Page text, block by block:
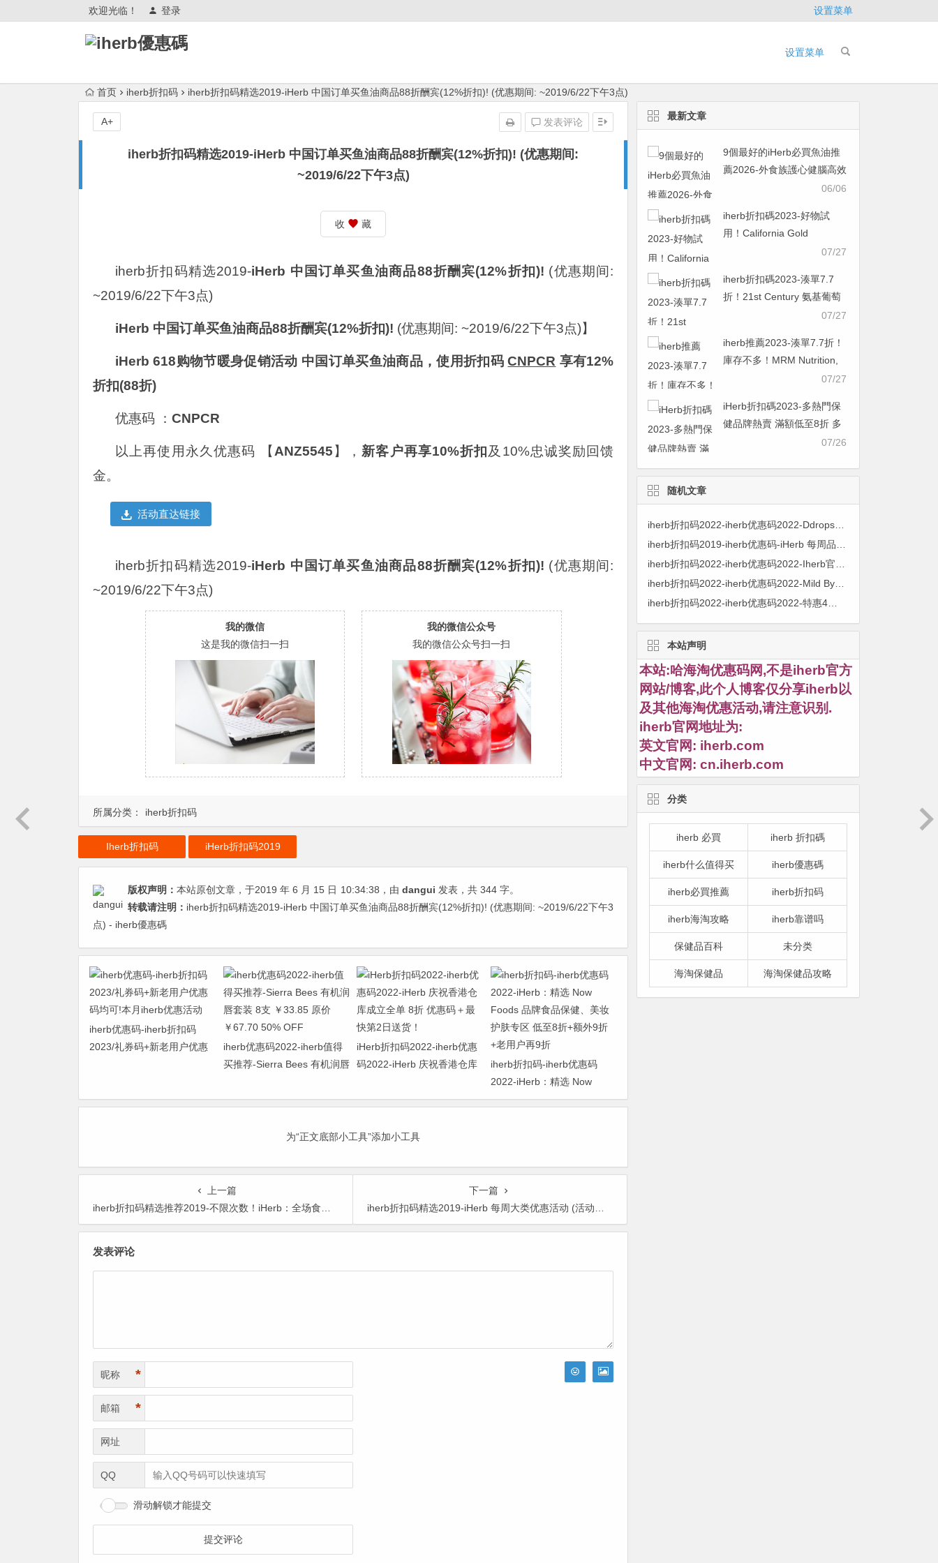
欢迎光临！ 登录 设置菜单
设置菜单
首页 iherb折扣码 iherb折扣码精选2019-iHerb 中国订单买鱼油商品88折酬宾(12%折扣)! (优惠期间: ~2019/6/22下午3点)
iherb折扣码精选2019-iHerb 中国订单买鱼油商品88折酬宾(12%折扣)! (优惠期间:
~2019/6/22下午3点)
发表评论
A+
所属分类： iherb折扣码
收 藏
iherb折扣码精选2019-iHerb 中国订单买鱼油商品88折酬宾(12%折扣)! (优惠期间:
~2019/6/22下午3点)
iHerb 中国订单买鱼油商品88折酬宾(12%折扣)! (优惠期间: ~2019/6/22下午3点)】
iHerb 618购物节暖身促销活动 中国订单买鱼油商品，使用折扣码CNPCR 享有12%
折扣(88折)
优惠码 ： CNPCR
以上再使用永久优惠码 【 ANZ5545 】， 新客户再享10%折扣及10%忠诚奖励回馈
金。
活动直达链接
iherb折扣码精选2019-iHerb 中国订单买鱼油商品88折酬宾(12%折扣)! (优惠期间:
~2019/6/22下午3点)
我的微信
这是我的微信扫一扫
我的微信公众号
我的微信公众号扫一扫
Iherb折扣码 iHerb折扣码2019
版权声明： 本站原创文章，于2019 年 6 月 15 日 10:34:38 ，由 dangui 发表，共 344 字。
转载请注明： iherb折扣码精选2019-iHerb 中国订单买鱼油商品88折酬宾(12%折扣)! (优惠期间: ~2019/6/22下午3
点) - iherb優惠碼
iherb优惠码-iherb折扣码
2023/礼券码+新老用户优惠
iherb优惠码2022-iherb值得
买推荐-Sierra Bees 有机润唇
￥67.70 50% OFF
iHerb折扣码2022-iherb优惠
码2022-iHerb 庆祝香港仓库
第2日送货！
iherb折扣码-iherb优惠码
2022-iHerb：精选 Now
Foods 品牌食品保健、美妆
为“正文底部小工具”添加小工具
上一篇
iherb折扣码精选推荐2019-不限次数！iHerb：全场食品保健、母婴保健等 满$60享额外9折+10%忠诚奖励+包邮包税
下一篇
iherb折扣码精选2019-iHerb 每周大类优惠活动 (活动期间) : 台湾/香港/澳门/北京时间2019年6月13日凌晨1点~2019年6月20日凌晨1点
发表评论
昵称 *
邮箱 *
网址
QQ
滑动解锁才能提交
最新文章
9個最好的iHerb必買魚油推
薦2026-外食族護心健腦高效
指南，IFOS五星認證款一次
06/06
iherb折扣碼2023-好物試
用！California Gold
Nutrition 零酵母硒素食膠囊
￥48.38was ￥96.765折
07/27
iherb折扣碼2023-湊單7.7
折！21st Century 氨基葡萄
糖/軟骨素 初始濃度 250 毫
￥48.21was ￥62.607.7折
07/27
iherb推薦2023-湊單7.7折！
庫存不多！MRM Nutrition,
氨基葡萄糖軟骨素 90粒07/27
iHerb折扣碼2023-多熱門保
健品牌熱賣 滿額低至8折 多
07/26
随机文章
iherb折扣码2022-iherb优惠码2022-Ddrops 婴幼儿维生素 D3滴剂 400IU 2.5ml $17.15 原价$22.86 25% OFF
iherb折扣码2022-iherb优惠码2022-Mild By Nature 增厚B族复合物+生物维生素洗发水 473 毫升 $7.27 原价$8.05 10% OFF
iherb折扣码2022-iherb优惠码2022-特惠4折！Elizabeth Arden 伊丽莎白·雅顿 橘灿铂粹御肤精华露 $57.46 原价$143.19 60% OFF
本站声明
本站:哈海淘优惠码网,不是iherb官方
网站/博客,此个人博客仅分享iherb以
及其他海淘优惠活动,请注意识别.
iherb官网地址为:
英文官网: iherb.com
中文官网: cn.iherb.com
分类
iherb 必買 iherb 折扣碼
iherb什么值得买 iherb優惠碼
iherb必買推薦 iherb折扣码
iherb海淘攻略 iherb靠谱吗
保健品百科 未分类
海淘保健品 海淘保健品攻略